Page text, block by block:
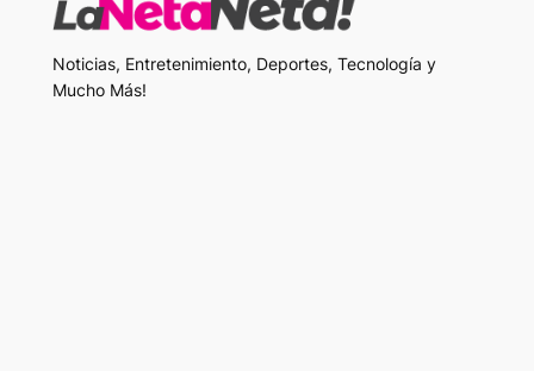
Noticias, Entretenimiento, Deportes, Tecnología y
Mucho Más!